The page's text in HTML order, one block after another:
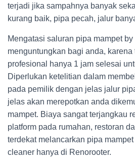
terjadi jika sampahnya banyak
kurang baik, pipa pecah, jalur
Mengatasi saluran pipa mampet
menguntungkan bagi anda, karena
profesional hanya 1 jam selesai
Diperlukan ketelitian dalam
pada pemilik dengan jelas jalur
jelas akan merepotkan anda
mampet. Biaya sangat terjangkau
platform pada rumahan, restoran
terdekat melancarkan pipa
cleaner hanya di Renorooter.